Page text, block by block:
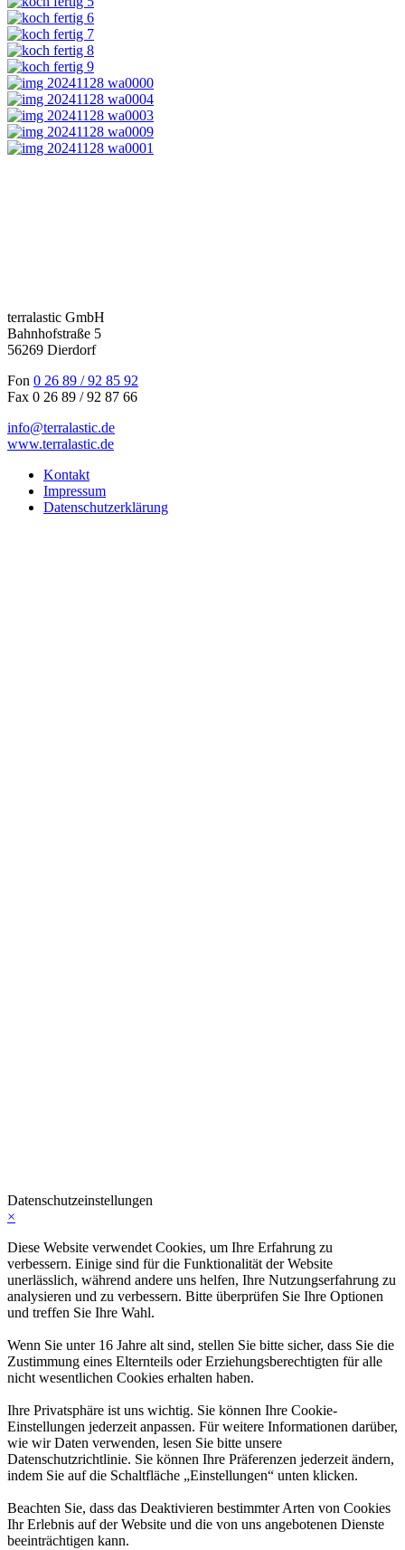
terralastic GmbH
Bahnhofstraße 5
56269 Dierdorf
Fon 0 26 89 / 92 85 92
Fax 0 26 89 / 92 87 66
info@terralastic.de
www.terralastic.de
Kontakt
Impressum
Datenschutzerklärung
Datenschutzeinstellungen
×
Diese Website verwendet Cookies, um Ihre Erfahrung zu
verbessern. Einige sind für die Funktionalität der Website
unerlässlich, während andere uns helfen, Ihre Nutzungserfahrung zu
analysieren und zu verbessern. Bitte überprüfen Sie Ihre Optionen
und treffen Sie Ihre Wahl.
Wenn Sie unter 16 Jahre alt sind, stellen Sie bitte sicher, dass Sie die
Zustimmung eines Elternteils oder Erziehungsberechtigten für alle
nicht wesentlichen Cookies erhalten haben.
Ihre Privatsphäre ist uns wichtig. Sie können Ihre Cookie-
Einstellungen jederzeit anpassen. Für weitere Informationen darüber,
wie wir Daten verwenden, lesen Sie bitte unsere
Datenschutzrichtlinie. Sie können Ihre Präferenzen jederzeit ändern,
indem Sie auf die Schaltfläche „Einstellungen“ unten klicken.
Beachten Sie, dass das Deaktivieren bestimmter Arten von Cookies
Ihr Erlebnis auf der Website und die von uns angebotenen Dienste
beeinträchtigen kann.